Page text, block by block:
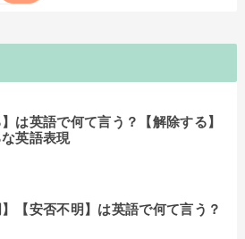
】は英語で何て言う？【解除する】
英語表現
】【安否不明】は英語で何て言う？